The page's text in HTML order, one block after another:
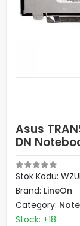
Asus
DN
Stok Kodu:
Brand: LineOn
Category:
Stock: +18